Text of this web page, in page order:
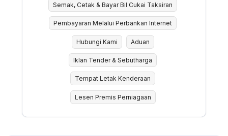
Semak, Cetak & Bayar Bil Cukai Taksiran
Pembayaran Melalui Perbankan Internet
Hubungi Kami Aduan
Iklan Tender & Sebutharga
Tempat Letak Kenderaan
Lesen Premis Perniagaan